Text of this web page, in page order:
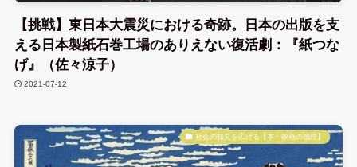
【挑戦】東日本大震災における奇跡。日本の出版を支
える日本製紙石巻工場のありえない復活劇：『紙つな
げ』（佐々涼子）
2021-07-12
社会の知見を広げる【本・映画の感想】